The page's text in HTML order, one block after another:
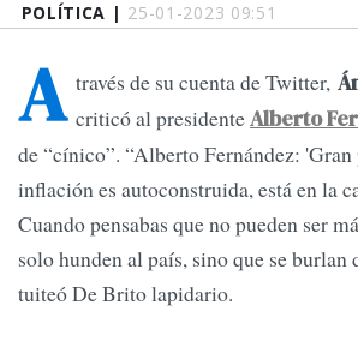
POLÍTICA | 25-01-2023 09:51
A través de su cuenta de Twitter,
criticó al presidenteAlberto
de “cínico”. “Alberto Fernández: 'Gran
inflación es autoconstruida, está en la
Cuando pensabas que no pueden ser
solo hunden al país, sino que se burlan
tuiteó De Brito lapidario.